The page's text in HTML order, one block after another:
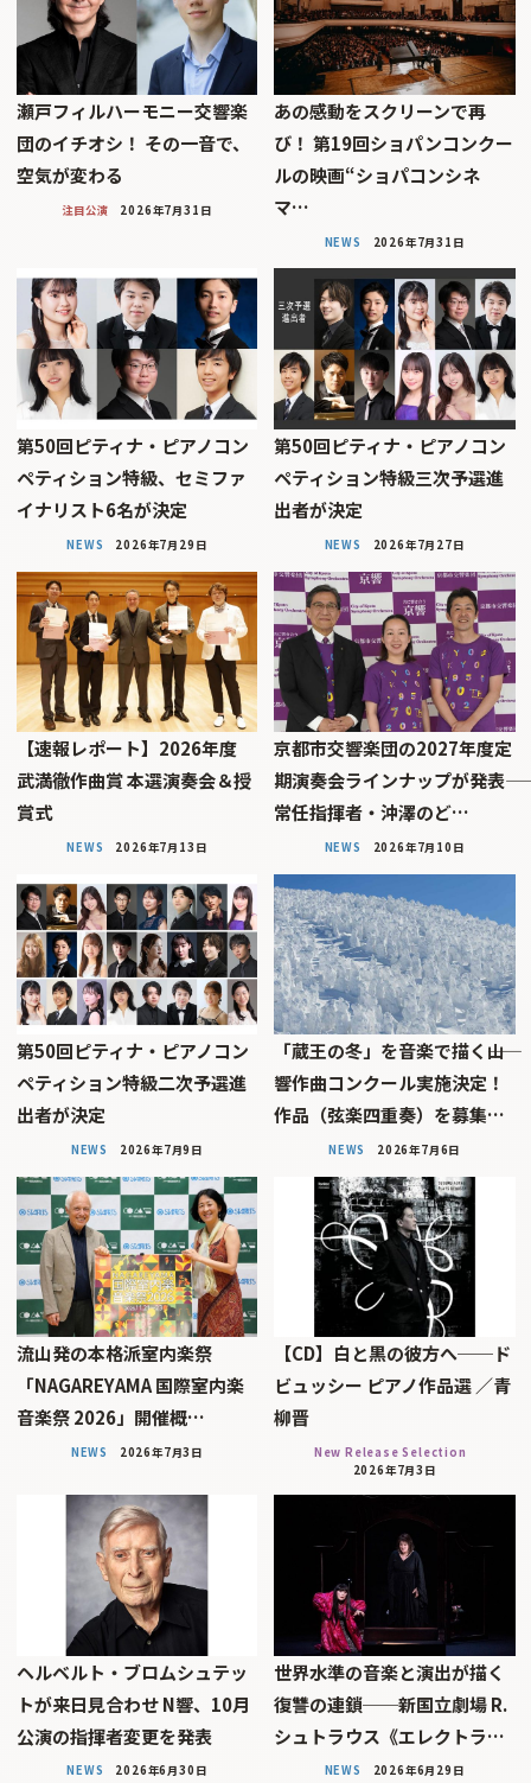
瀬戸フィルハーモニー交響楽
団のイチオシ！ その一音で、
空気が変わる
注目公演 2026年7月31日
あの感動をスクリーンで再
び！ 第19回ショパンコンクー
ルの映画“ショパコンシネ
マ…
NEWS 2026年7月31日
第50回ピティナ・ピアノコン
ペティション特級、セミファ
イナリスト6名が決定
NEWS 2026年7月29日
第50回ピティナ・ピアノコン
ペティション特級三次予選進
出者が決定
NEWS 2026年7月27日
【速報レポート】2026年度
武満徹作曲賞 本選演奏会＆授
賞式
NEWS 2026年7月13日
京都市交響楽団の2027年度定
期演奏会ラインナップが発表――
常任指揮者・沖澤のど…
NEWS 2026年7月10日
第50回ピティナ・ピアノコン
ペティション特級二次予選進
出者が決定
NEWS 2026年7月9日
「蔵王の冬」を音楽で描く――山
響作曲コンクール実施決定！
作品（弦楽四重奏）を募集…
NEWS 2026年7月6日
流山発の本格派室内楽祭
「NAGAREYAMA 国際室内楽
音楽祭 2026」開催概…
NEWS 2026年7月3日
【CD】白と黒の彼方へ──ド
ビュッシー ピアノ作品選 ／青
柳晋
New Release Selection
2026年7月3日
ヘルベルト・ブロムシュテッ
トが来日見合わせ N響、10月
公演の指揮者変更を発表
NEWS 2026年6月30日
世界水準の音楽と演出が描く
復讐の連鎖──新国立劇場 R.
シュトラウス《エレクトラ…
NEWS 2026年6月29日